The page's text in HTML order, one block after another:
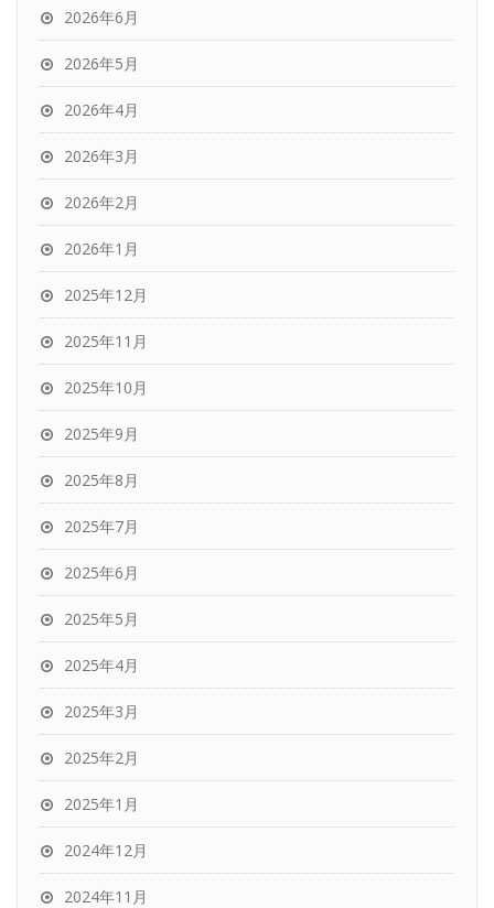
2026年6月
2026年5月
2026年4月
2026年3月
2026年2月
2026年1月
2025年12月
2025年11月
2025年10月
2025年9月
2025年8月
2025年7月
2025年6月
2025年5月
2025年4月
2025年3月
2025年2月
2025年1月
2024年12月
2024年11月